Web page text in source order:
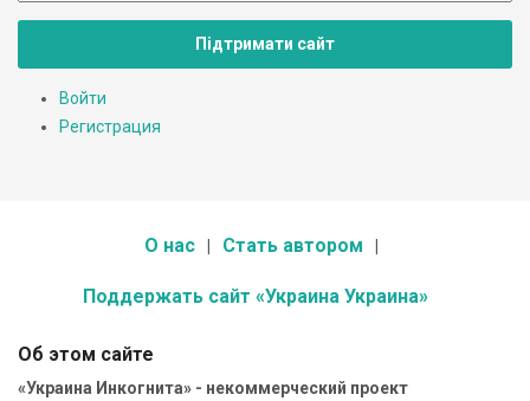
Підтримати сайт
Войти
Регистрация
О нас Стать автором
Поддержать сайт «Украина Украина»
Об этом сайте
«Украина Инкогнита» - некоммерческий проект